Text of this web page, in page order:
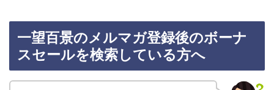
一望百景のメルマガ登録後のボーナ
スセールを検索している方へ